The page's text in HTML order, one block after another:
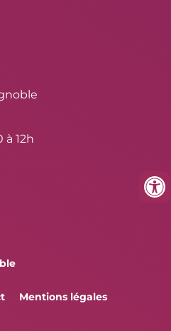
12h
Mentions légales